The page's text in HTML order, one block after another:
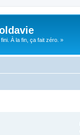
À la fin, ça fait zéro. »